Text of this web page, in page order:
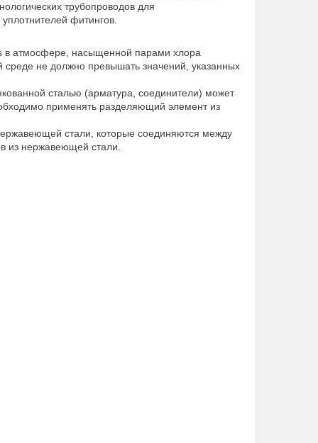
трубопроводов для
фитингов.
в атмосфере, насыщенной парами хлора
не должно превышать значений, указанных
сталью (арматура, соединители) может
применять разделяющий элемент из
стали, которые соединяются между
из нержавеющей стали.